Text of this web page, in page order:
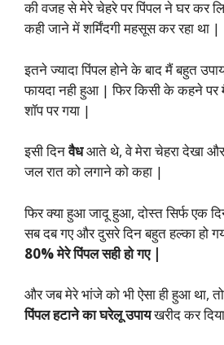
की वजह से मेरे चेहरे पर पिंपल ने घर कर
कही जाने में शर्मिंदगी महसूस कर रहा था |
इतने ज्यादा पिंपल होने के बाद मैं बहुत
फायदा नही हुआ | फिर किसी के कहने
शॉप पर गया |
इसी दिनवैधआते थे, वे मेरा चेहरा देखा
जल रात को लगाने को कहा |
फिर क्या हुआ जादू हुआ, दोस्त सिर्फ एक
सब दब गए और दुसरे दिन बहुत हल्का हो
80% मेरे पिंपल सही हो गए |
और जब मेरे भांजे को भी ऐसा ही हुआ था,
पिंपल हटाने का घरेलू उपायखरीद कर